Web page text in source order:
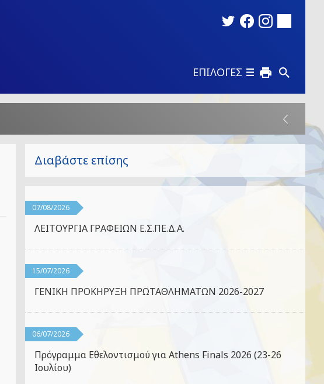
ΕΠΙΛΟΓΕΣ
Διαβάστε επίσης
07/08/2026
ΛΕΙΤΟΥΡΓΙΑ ΓΡΑΦΕΙΩΝ Ε.Σ.ΠΕ.Δ.Α.
15/07/2026
ΓΕΝΙΚΗ ΠΡΟΚΗΡΥΞΗ ΠΡΩΤΑΘΛΗΜΑΤΩΝ 2026-2027
06/07/2026
Πρόγραμμα Εθελοντισμού για Athens Finals 2026 (23-26
Ιουλίου)